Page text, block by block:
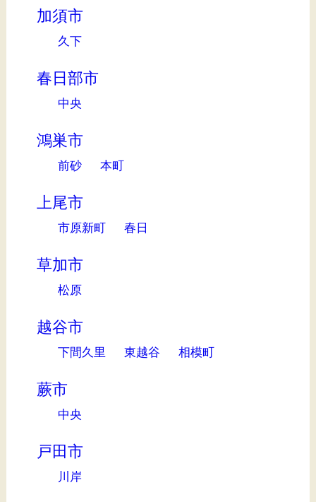
加須市
久下
春日部市
中央
鴻巣市
前砂 本町
上尾市
市原新町 春日
草加市
松原
越谷市
下間久里 東越谷 相模町
蕨市
中央
戸田市
川岸